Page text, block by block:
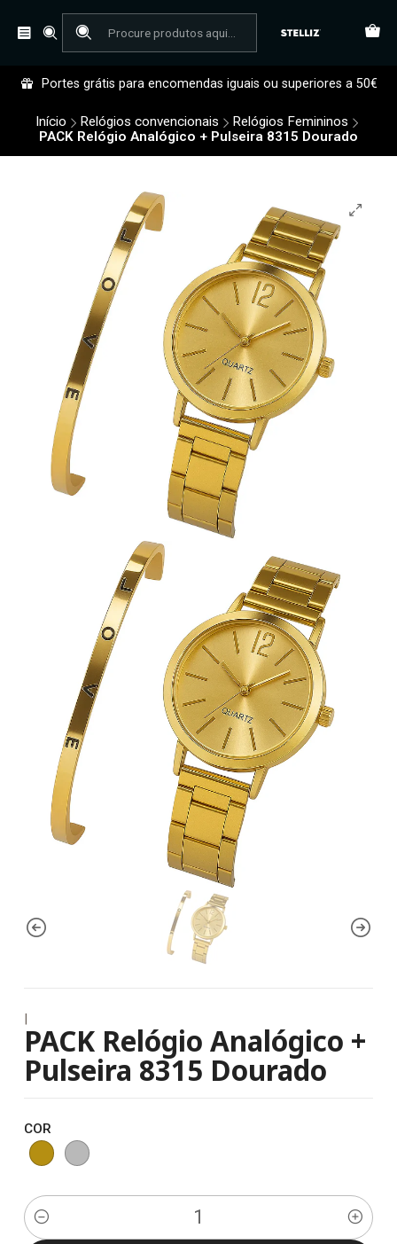
Portes grátis para encomendas iguais ou superiores a 50€
Início Relógios convencionais
Relógios Femininos
PACK Relógio Analógico + Pulseira 8315 Dourado
|
PACK Relógio Analógico +
Pulseira 8315 Dourado
COR
Quantidade